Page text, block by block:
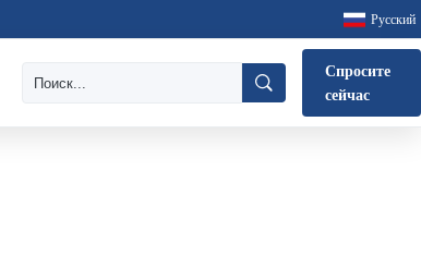
Русский
Спросите
сейчас